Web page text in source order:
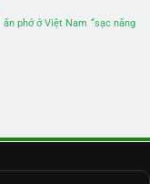
ăn phở ở Việt Nam “sạc năng